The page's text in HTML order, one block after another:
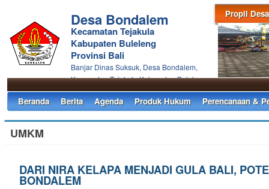
Propil Desa
Desa Bondalem
Kecamatan Tejakula
Kabupaten Buleleng
Provinsi Bali
Banjar Dinas Suksuk, Desa Bondalem,
Kecamatan Tejakula Kabupaten Buleleng
Beranda Berita Agenda Produk Hukum Perencanaan &
UMKM
DARI NIRA KELAPA MENJADI GULA BALI,
BONDALEM